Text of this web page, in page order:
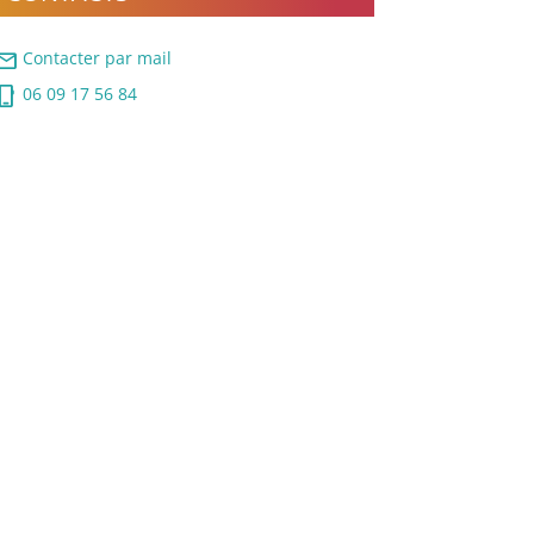
Contacter par mail
phone_iphone 06 09 17 56 84